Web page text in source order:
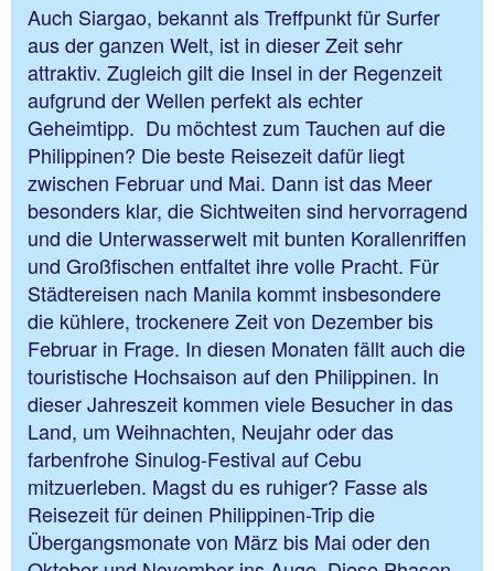
Auch Siargao, bekannt als Treffpunkt für Surfer
aus der ganzen Welt, ist in dieser Zeit sehr
attraktiv. Zugleich gilt die Insel in der Regenzeit
aufgrund der Wellen perfekt als echter
Geheimtipp. Du möchtest zum Tauchen auf die
Philippinen? Die beste Reisezeit dafür liegt
zwischen Februar und Mai. Dann ist das Meer
besonders klar, die Sichtweiten sind hervorragend
und die Unterwasserwelt mit bunten Korallenriffen
und Großfischen entfaltet ihre volle Pracht. Für
Städtereisen nach Manila kommt insbesondere
die kühlere, trockenere Zeit von Dezember bis
Februar in Frage. In diesen Monaten fällt auch die
touristische Hochsaison auf den Philippinen. In
dieser Jahreszeit kommen viele Besucher in das
Land, um Weihnachten, Neujahr oder das
farbenfrohe Sinulog-Festival auf Cebu
mitzuerleben. Magst du es ruhiger? Fasse als
Reisezeit für deinen Philippinen-Trip die
Übergangsmonate von März bis Mai oder den